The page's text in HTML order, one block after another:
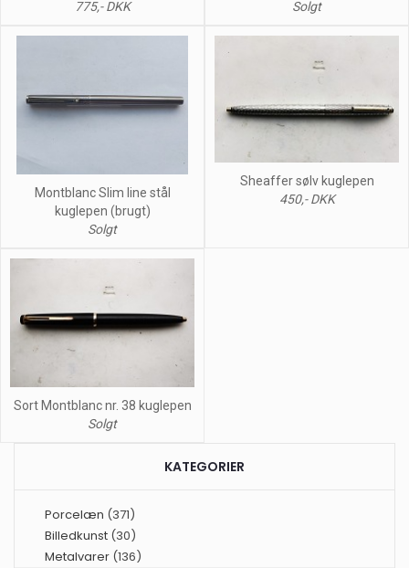
775,- DKK
Solgt
Montblanc Slim line stål
kuglepen (brugt)
Solgt
Sheaffer sølv kuglepen
450,- DKK
Sort Montblanc nr. 38 kuglepen
Solgt
KATEGORIER
Porcelæn (371)
Billedkunst (30)
Metalvarer (136)